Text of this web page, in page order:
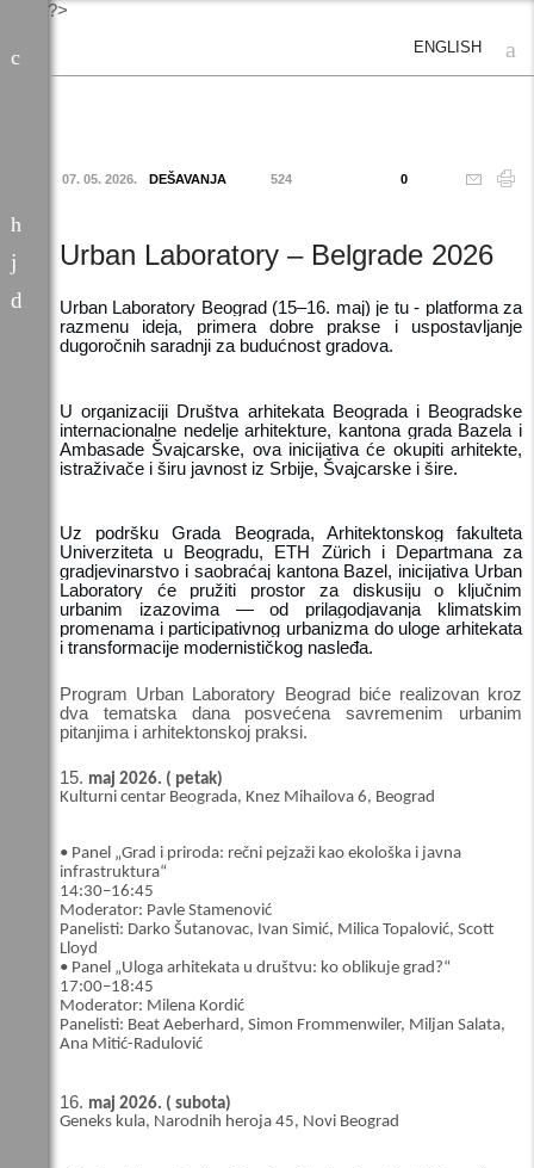
?>
ENGLISH
07. 05. 2026. DEŠAVANJA 524 0
Urban Laboratory – Belgrade 2026
Urban Laboratory Beograd (15–16. maj) je tu - platforma za
razmenu ideja, primera dobre prakse i uspostavljanje
dugoročnih saradnji za budućnost gradova.
U organizaciji Društva arhitekata Beograda i Beogradske
internacionalne nedelje arhitekture, kantona grada Bazela i
Ambasade Švajcarske, ova inicijativa će okupiti arhitekte,
istraživače i širu javnost iz Srbije, Švajcarske i šire.
Uz podršku Grada Beograda, Arhitektonskog fakulteta
Univerziteta u Beogradu, ETH Zürich i Departmana za
gradjevinarstvo i saobraćaj kantona Bazel, inicijativa Urban
Laboratory će pružiti prostor za diskusiju o ključnim
urbanim izazovima — od prilagodjavanja klimatskim
promenama i participativnog urbanizma do uloge arhitekata
i transformacije modernističkog nasleđa.
Program Urban Laboratory Beograd biće realizovan kroz
dva tematska dana posvećena savremenim urbanim
pitanjima i arhitektonskoj praksi.
maj 2026. ( petak)
Kulturni centar Beograda, Knez Mihailova 6, Beograd
• Panel „Grad i priroda: rečni pejzaži kao ekološka i javna
infrastruktura“
14:30–16:45
Moderator: Pavle Stamenović
Panelisti: Darko Šutanovac, Ivan Simić, Milica Topalović, Scott
Lloyd
• Panel „Uloga arhitekata u društvu: ko oblikuje grad?“
17:00–18:45
Moderator: Milena Kordić
Panelisti: Beat Aeberhard, Simon Frommenwiler, Miljan Salata,
Ana Mitić-Radulović
maj 2026. ( subota)
Geneks kula, Narodnih heroja 45, Novi Beograd